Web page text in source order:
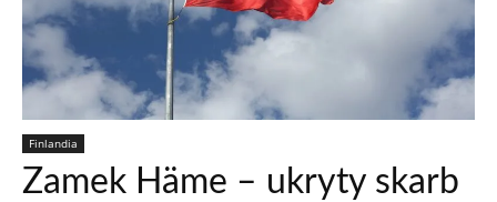
Finlandia
Zamek Häme – ukryty skarb